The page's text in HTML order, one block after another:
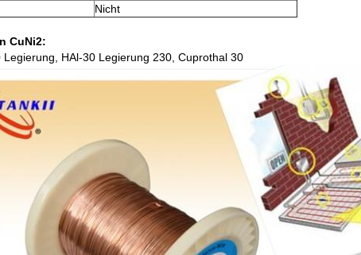
Nicht
CuNi2:
HAl-30 Legierung 230, Cuprothal 30